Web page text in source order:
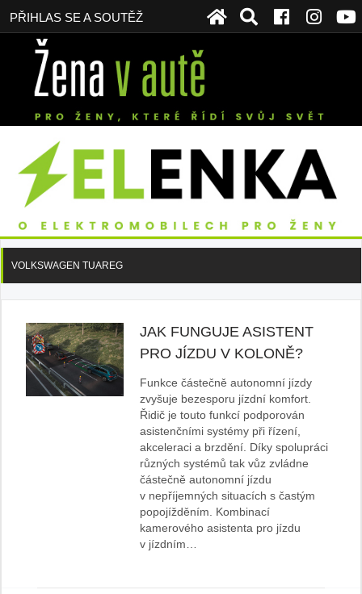
PŘIHLAS SE A SOUTĚŽ
VOLKSWAGEN TUAREG
JAK FUNGUJE ASISTENT
PRO JÍZDU V KOLONĚ?
Funkce částečně autonomní jízdy
zvyšuje bezesporu jízdní komfort.
Řidič je touto funkcí podporován
asistenčními systémy při řízení,
akceleraci a brzdění. Díky spolupráci
různých systémů tak vůz zvládne
částečně autonomní jízdu
v nepříjemných situacích s častým
popojížděním. Kombinací
kamerového asistenta pro jízdu
v jízdním…